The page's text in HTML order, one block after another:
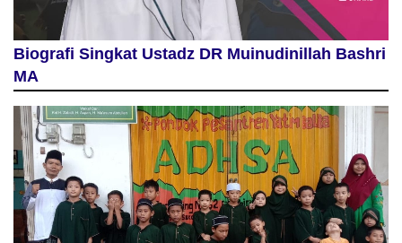
Biografi Singkat Ustadz DR Muinudinillah Bashri
MA